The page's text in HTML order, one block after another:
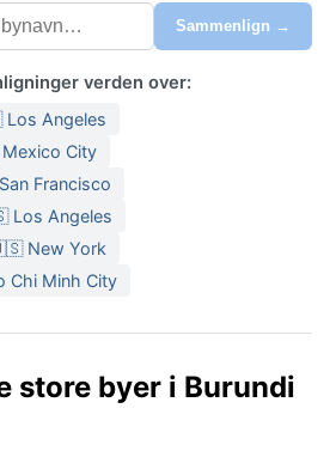
Sammenlign →
verden over:
Angeles
City
Francisco
Angeles
New York
Minh City
store byer i Burundi